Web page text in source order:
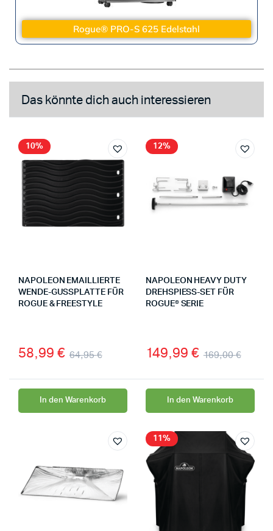
Rogue® PRO-S 625 Edelstahl
Das könnte dich auch interessieren
10%
NAPOLEON EMAILLIERTE
WENDE-GUSSPLATTE FÜR
ROGUE & FREESTYLE
64,95€
58,99 €
In den Warenkorb
12%
NAPOLEON HEAVY DUTY
DREHSPIESS-SET FÜR R
OGUE® SERIE
169,00€
149,99 €
In den Warenkorb
11%